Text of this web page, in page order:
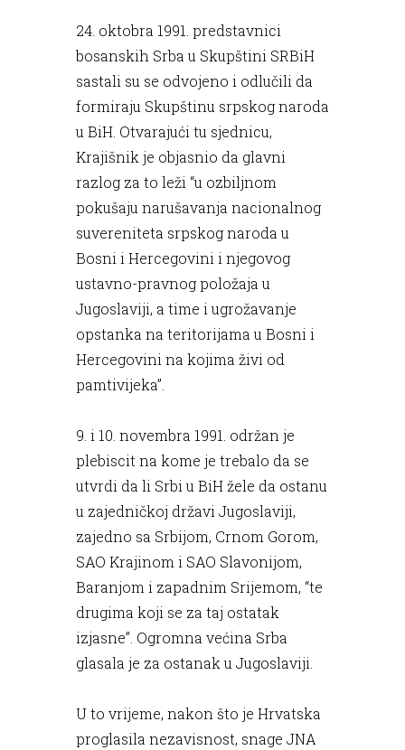
24. oktobra 1991. predstavnici
bosanskih Srba u Skupštini SRBiH
sastali su se odvojeno i odlučili da
formiraju Skupštinu srpskog naroda
u BiH. Otvarajući tu sjednicu,
Krajišnik je objasnio da glavni
razlog za to leži “u ozbiljnom
pokušaju narušavanja nacionalnog
suvereniteta srpskog naroda u
Bosni i Hercegovini i njegovog
ustavno-pravnog položaja u
Jugoslaviji, a time i ugrožavanje
opstanka na teritorijama u Bosni i
Hercegovini na kojima živi od
pamtivijeka”.
9. i 10. novembra 1991. održan je
plebiscit na kome je trebalo da se
utvrdi da li Srbi u BiH žele da ostanu
u zajedničkoj državi Jugoslaviji,
zajedno sa Srbijom, Crnom Gorom,
SAO Krajinom i SAO Slavonijom,
Baranjom i zapadnim Srijemom, “te
drugima koji se za taj ostatak
izjasne”. Ogromna većina Srba
glasala je za ostanak u Jugoslaviji.
U to vrijeme, nakon što je Hrvatska
proglasila nezavisnost, snage JNA